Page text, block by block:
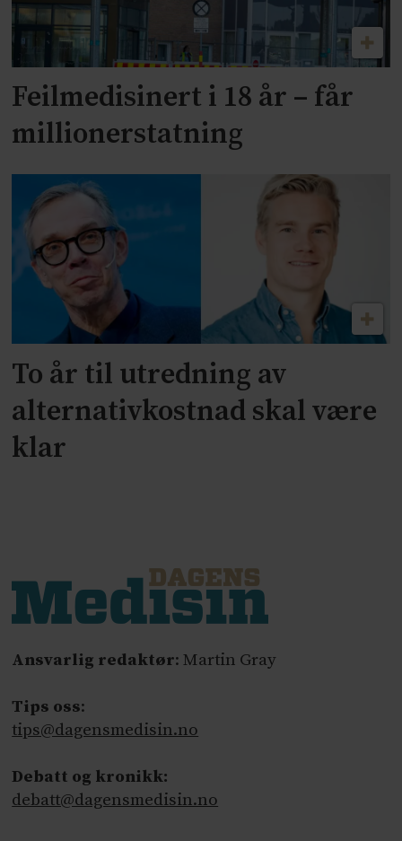
Feilmedisinert i 18 år – får
millionerstatning
To år til utredning av
alternativkostnad skal være
klar
Ansvarlig redaktør: Martin Gray
Tips oss:
tips@dagensmedisin.no
Debatt og kronikk:
debatt@dagensmedisin.no